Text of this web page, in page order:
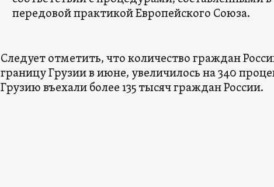
передовой практикой Европейского Союза.
Следует отметить, что количество граждан
границу Грузии в июне, увеличилось на 340
Грузию въехали более 135 тысяч граждан России.